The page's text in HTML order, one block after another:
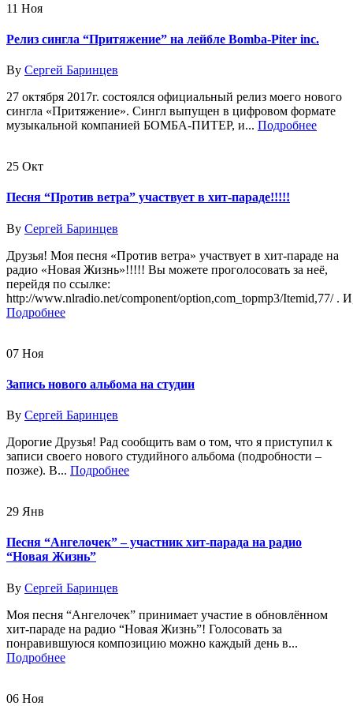
11 Ноя
Релиз сингла “Притяжение” на лейбле Bomba-Piter inc.
By Сергей Баринцев
27 октября 2017г. состоялся официальный релиз моего нового
сингла «Притяжение». Сингл выпущен в цифровом формате
музыкальной компанией БОМБА-ПИТЕР, и... Подробнее
25 Окт
Песня “Против ветра” участвует в хит-параде!!!!!
By Сергей Баринцев
Друзья! Моя песня «Против ветра» участвует в хит-параде на
радио «Новая Жизнь»!!!!! Вы можете проголосовать за неё,
перейдя по ссылке:
http://www.nlradio.net/component/option,com_topmp3/Itemid,77/ .
Подробнее
07 Ноя
Запись нового альбома на студии
By Сергей Баринцев
Дорогие Друзья! Рад сообщить вам о том, что я приступил к
записи своего нового студийного альбома (подробности –
позже). В... Подробнее
29 Янв
Песня “Ангелочек” – участник хит-парада на радио
“Новая Жизнь”
By Сергей Баринцев
Моя песня “Ангелочек” принимает участие в обновлённом
хит-параде на радио “Новая Жизнь”! Голосовать за
понравившуюся композицию можно каждый день в...
Подробнее
06 Ноя